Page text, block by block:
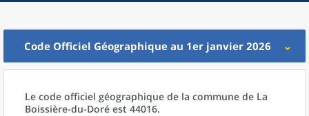
Code Officiel Géographique au 1er janvier 2026
Le code officiel géographique de la commune de La
Boissière-du-Doré est 44016.